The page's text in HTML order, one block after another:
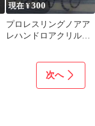
現在 ¥300
プロレスリングノアア
レハンドロアクリルス
次へ